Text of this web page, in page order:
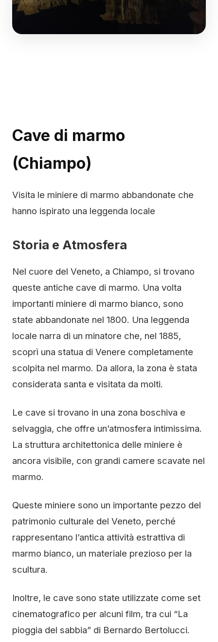
Cave di marmo
(Chiampo)
Visita le miniere di marmo abbandonate che
hanno ispirato una leggenda locale
Storia e Atmosfera
Nel cuore del Veneto, a Chiampo, si trovano
queste antiche cave di marmo. Una volta
importanti miniere di marmo bianco, sono
state abbandonate nel 1800. Una leggenda
locale narra di un minatore che, nel 1885,
scoprì una statua di Venere completamente
scolpita nel marmo. Da allora, la zona è stata
considerata santa e visitata da molti.
Le cave si trovano in una zona boschiva e
selvaggia, che offre un’atmosfera intimissima.
La struttura architettonica delle miniere è
ancora visibile, con grandi camere scavate nel
marmo.
Queste miniere sono un importante pezzo del
patrimonio culturale del Veneto, perché
rappresentano l’antica attività estrattiva di
marmo bianco, un materiale prezioso per la
scultura.
Inoltre, le cave sono state utilizzate come set
cinematografico per alcuni film, tra cui “La
pioggia del sabbia” di Bernardo Bertolucci.